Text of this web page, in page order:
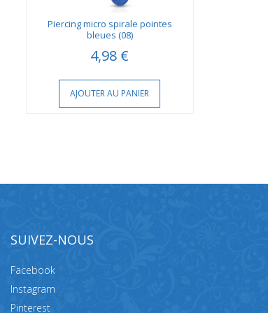
Piercing micro spirale pointes
bleues (08)
4,98 €
AJOUTER AU PANIER
SUIVEZ-NOUS
Facebook
Instagram
Pinterest